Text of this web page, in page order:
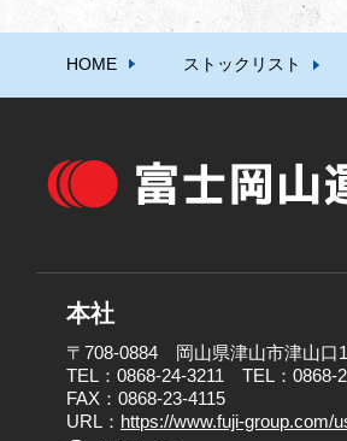
HOME ストックリスト
本社
〒708-0884 岡山県津山市津山口
TEL：0868-24-3211 TEL：0868-
FAX：0868-23-4115
URL： https://www.fuji-group.com/